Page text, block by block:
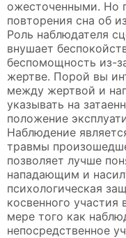
ожесточенными. Но
повторения сна об
Роль наблюдателя
внушает
беспомощность из-
жертве. Порой вы
между жертвой и
указывать на
положение
Наблюдение
травмы
позволяет лучше
нападающим и
психологическая
косвенного участия
мере того как
непосредственное